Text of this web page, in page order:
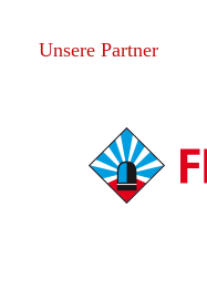
Unsere Partner